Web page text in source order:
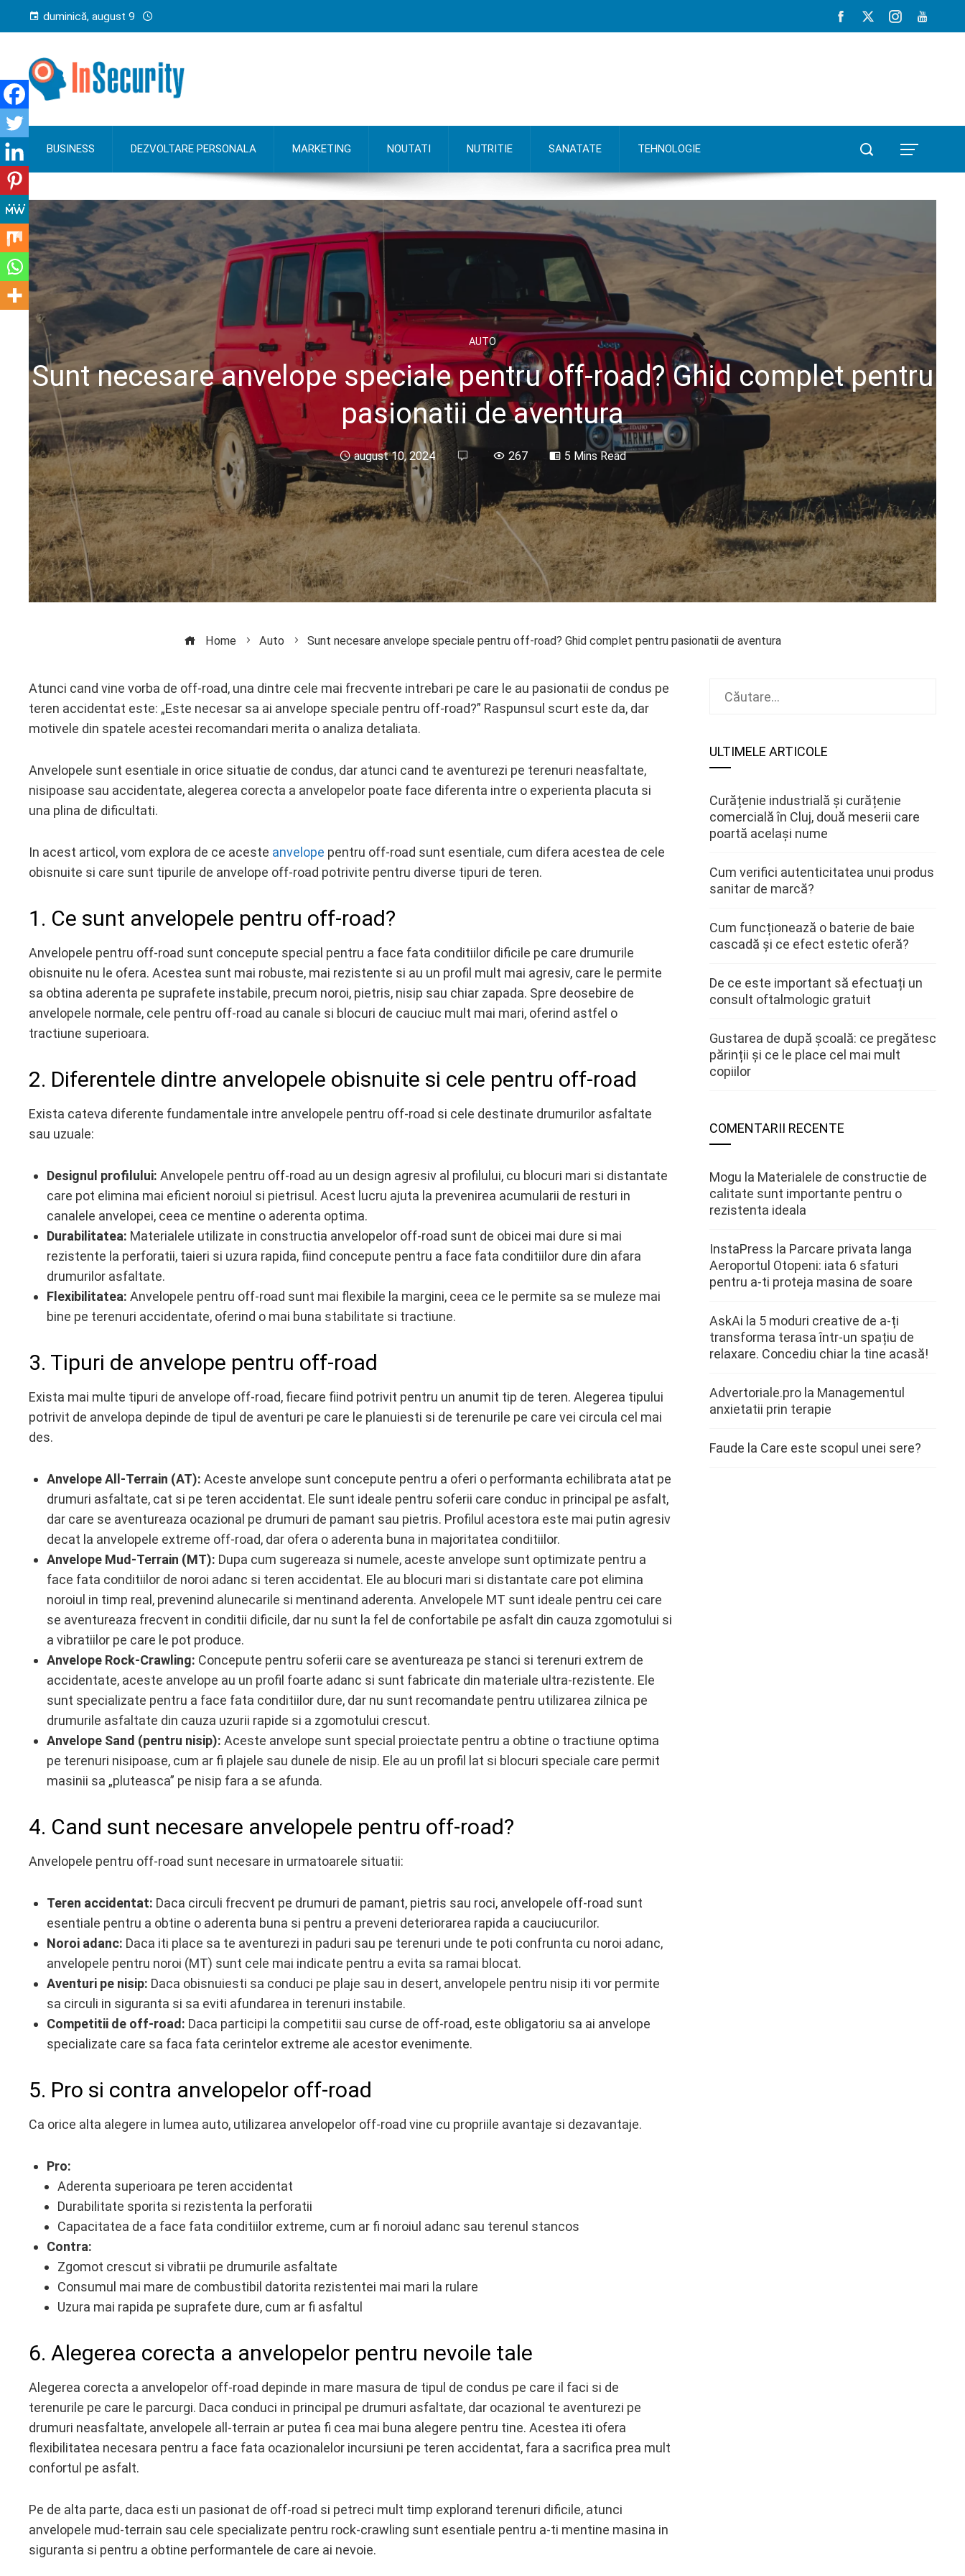
duminică, august 9
BUSINESS DEZVOLTARE PERSONALA MARKETING NOUTATI NUTRITIE SANATATE TEHNOLOGIE
AUTO
Sunt necesare anvelope speciale pentru off-road? Ghid complet pentru
pasionatii de aventura
august 10, 2024 267 5 Mins Read
Home Auto Sunt necesare anvelope speciale pentru off-road? Ghid complet pentru pasionatii de aventura
Atunci cand vine vorba de off-road, una dintre cele mai frecvente intrebari pe care le au pasionatii de condus pe
teren accidentat este: „Este necesar sa ai anvelope speciale pentru off-road?” Raspunsul scurt este da, dar
motivele din spatele acestei recomandari merita o analiza detaliata.
Anvelopele sunt esentiale in orice situatie de condus, dar atunci cand te aventurezi pe terenuri neasfaltate,
nisipoase sau accidentate, alegerea corecta a anvelopelor poate face diferenta intre o experienta placuta si
una plina de dificultati.
In acest articol, vom explora de ce aceste anvelope pentru off-road sunt esentiale, cum difera acestea de cele
obisnuite si care sunt tipurile de anvelope off-road potrivite pentru diverse tipuri de teren.
1. Ce sunt anvelopele pentru off-road?
Anvelopele pentru off-road sunt concepute special pentru a face fata conditiilor dificile pe care drumurile
obisnuite nu le ofera. Acestea sunt mai robuste, mai rezistente si au un profil mult mai agresiv, care le permite
sa obtina aderenta pe suprafete instabile, precum noroi, pietris, nisip sau chiar zapada. Spre deosebire de
anvelopele normale, cele pentru off-road au canale si blocuri de cauciuc mult mai mari, oferind astfel o
tractiune superioara.
2. Diferentele dintre anvelopele obisnuite si cele pentru off-road
Exista cateva diferente fundamentale intre anvelopele pentru off-road si cele destinate drumurilor asfaltate
sau uzuale:
Designul profilului: Anvelopele pentru off-road au un design agresiv al profilului, cu blocuri mari si distantate
care pot elimina mai eficient noroiul si pietrisul. Acest lucru ajuta la prevenirea acumularii de resturi in
canalele anvelopei, ceea ce mentine o aderenta optima.
Durabilitatea: Materialele utilizate in constructia anvelopelor off-road sunt de obicei mai dure si mai
rezistente la perforatii, taieri si uzura rapida, fiind concepute pentru a face fata conditiilor dure din afara
drumurilor asfaltate.
Flexibilitatea: Anvelopele pentru off-road sunt mai flexibile la margini, ceea ce le permite sa se muleze mai
bine pe terenuri accidentate, oferind o mai buna stabilitate si tractiune.
3. Tipuri de anvelope pentru off-road
Exista mai multe tipuri de anvelope off-road, fiecare fiind potrivit pentru un anumit tip de teren. Alegerea tipului
potrivit de anvelopa depinde de tipul de aventuri pe care le planuiesti si de terenurile pe care vei circula cel mai
des.
Anvelope All-Terrain (AT): Aceste anvelope sunt concepute pentru a oferi o performanta echilibrata atat pe
drumuri asfaltate, cat si pe teren accidentat. Ele sunt ideale pentru soferii care conduc in principal pe asfalt,
dar care se aventureaza ocazional pe drumuri de pamant sau pietris. Profilul acestora este mai putin agresiv
decat la anvelopele extreme off-road, dar ofera o aderenta buna in majoritatea conditiilor.
Anvelope Mud-Terrain (MT): Dupa cum sugereaza si numele, aceste anvelope sunt optimizate pentru a
face fata conditiilor de noroi adanc si teren accidentat. Ele au blocuri mari si distantate care pot elimina
noroiul in timp real, prevenind alunecarile si mentinand aderenta. Anvelopele MT sunt ideale pentru cei care
se aventureaza frecvent in conditii dificile, dar nu sunt la fel de confortabile pe asfalt din cauza zgomotului si
a vibratiilor pe care le pot produce.
Anvelope Rock-Crawling: Concepute pentru soferii care se aventureaza pe stanci si terenuri extrem de
accidentate, aceste anvelope au un profil foarte adanc si sunt fabricate din materiale ultra-rezistente. Ele
sunt specializate pentru a face fata conditiilor dure, dar nu sunt recomandate pentru utilizarea zilnica pe
drumurile asfaltate din cauza uzurii rapide si a zgomotului crescut.
Anvelope Sand (pentru nisip): Aceste anvelope sunt special proiectate pentru a obtine o tractiune optima
pe terenuri nisipoase, cum ar fi plajele sau dunele de nisip. Ele au un profil lat si blocuri speciale care permit
masinii sa „pluteasca” pe nisip fara a se afunda.
4. Cand sunt necesare anvelopele pentru off-road?
Anvelopele pentru off-road sunt necesare in urmatoarele situatii:
Teren accidentat: Daca circuli frecvent pe drumuri de pamant, pietris sau roci, anvelopele off-road sunt
esentiale pentru a obtine o aderenta buna si pentru a preveni deteriorarea rapida a cauciucurilor.
Noroi adanc: Daca iti place sa te aventurezi in paduri sau pe terenuri unde te poti confrunta cu noroi adanc,
anvelopele pentru noroi (MT) sunt cele mai indicate pentru a evita sa ramai blocat.
Aventuri pe nisip: Daca obisnuiesti sa conduci pe plaje sau in desert, anvelopele pentru nisip iti vor permite
sa circuli in siguranta si sa eviti afundarea in terenuri instabile.
Competitii de off-road: Daca participi la competitii sau curse de off-road, este obligatoriu sa ai anvelope
specializate care sa faca fata cerintelor extreme ale acestor evenimente.
5. Pro si contra anvelopelor off-road
Ca orice alta alegere in lumea auto, utilizarea anvelopelor off-road vine cu propriile avantaje si dezavantaje.
Pro:
Aderenta superioara pe teren accidentat
Durabilitate sporita si rezistenta la perforatii
Capacitatea de a face fata conditiilor extreme, cum ar fi noroiul adanc sau terenul stancos
Contra:
Zgomot crescut si vibratii pe drumurile asfaltate
Consumul mai mare de combustibil datorita rezistentei mai mari la rulare
Uzura mai rapida pe suprafete dure, cum ar fi asfaltul
6. Alegerea corecta a anvelopelor pentru nevoile tale
Alegerea corecta a anvelopelor off-road depinde in mare masura de tipul de condus pe care il faci si de
terenurile pe care le parcurgi. Daca conduci in principal pe drumuri asfaltate, dar ocazional te aventurezi pe
drumuri neasfaltate, anvelopele all-terrain ar putea fi cea mai buna alegere pentru tine. Acestea iti ofera
flexibilitatea necesara pentru a face fata ocazionalelor incursiuni pe teren accidentat, fara a sacrifica prea mult
confortul pe asfalt.
Pe de alta parte, daca esti un pasionat de off-road si petreci mult timp explorand terenuri dificile, atunci
anvelopele mud-terrain sau cele specializate pentru rock-crawling sunt esentiale pentru a-ti mentine masina in
siguranta si pentru a obtine performantele de care ai nevoie.
ULTIMELE ARTICOLE
Curățenie industrială și curățenie
comercială în Cluj, două meserii care
poartă același nume
Cum verifici autenticitatea unui produs
sanitar de marcă?
Cum funcționează o baterie de baie
cascadă și ce efect estetic oferă?
De ce este important să efectuați un
consult oftalmologic gratuit
Gustarea de după școală: ce pregătesc
părinții și ce le place cel mai mult
copiilor
COMENTARII RECENTE
Mogu la Materialele de constructie de
calitate sunt importante pentru o
rezistenta ideala
InstaPress la Parcare privata langa
Aeroportul Otopeni: iata 6 sfaturi
pentru a-ti proteja masina de soare
AskAi la 5 moduri creative de a-ți
transforma terasa într-un spațiu de
relaxare. Concediu chiar la tine acasă!
Advertoriale.pro la Managementul
anxietatii prin terapie
Faude la Care este scopul unei sere?